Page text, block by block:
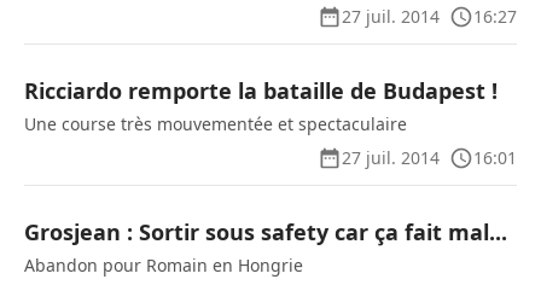
27 juil. 2014
16:27
Ricciardo remporte la bataille de Budapest !
Une course très mouvementée et spectaculaire
27 juil. 2014
16:01
Grosjean : Sortir sous safety car ça fait mal...
Abandon pour Romain en Hongrie